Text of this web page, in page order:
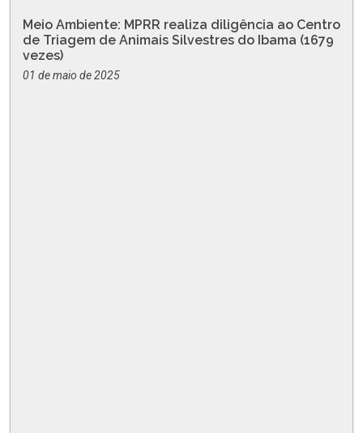
Meio Ambiente: MPRR realiza diligência ao Centro
de Triagem de Animais Silvestres do Ibama (1679
vezes)
01 de maio de 2025